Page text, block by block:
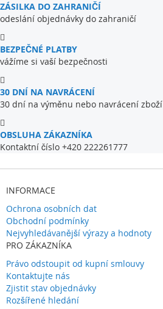
ZÁSILKA DO ZAHRANIČÍ
odeslání objednávky do zahraničí
BEZPEČNÉ PLATBY
vážíme si vaší bezpečnosti
30 DNÍ NA NAVRÁCENÍ
30 dní na výměnu nebo navrácení zboží
OBSLUHA ZÁKAZNÍKA
Kontaktní číslo +420 222261777
INFORMACE
Ochrona osobních dat
Obchodní podmínky
Nejvyhledávanější výrazy a hodnoty
PRO ZÁKAZNÍKA
Právo odstoupit od kupní smlouvy
Kontaktujte nás
Zjistit stav objednávky
Rozšířené hledání